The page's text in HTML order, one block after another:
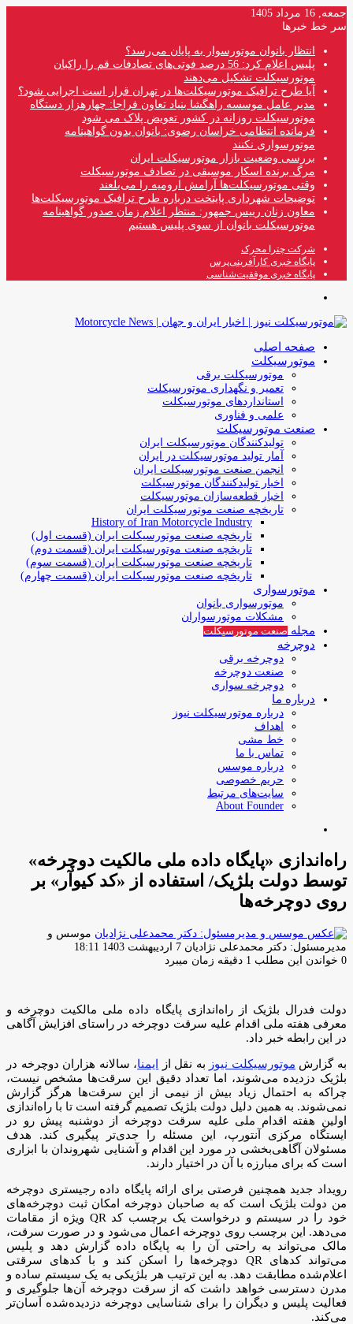
جمعه, 16 مرداد 1405
سر خط خبرها
انتظار بانوان موتورسوار به پایان می‌رسد؟
پلیس اعلام کرد: 56 درصد فوتی‌های تصادفات قم را راکبان
موتورسیکلت تشکیل می‌دهند
آیا طرح ترافیک موتورسیکلت‌ها در تهران قرار است اجرایی شود؟
مدیر عامل موسسه راهگشا بنیاد تعاون فراجا: چهارهزار دستگاه
موتورسیکلت روزانه در کشور تعویض پلاک می شود
فرمانده انتظامی خراسان رضوی: بانوان بدون گواهینامه
موتورسواری نکنند
بررسی وضعیت بازار موتورسیکلت ایران
مرگ برنده اسکار موسیقی در تصادف موتورسیکلت
وقتی موتورسیکلت‌ها آرامش ارومیه را می‌بلعند
توضیحات شهرداری پایتخت درباره طرح ترافیک موتورسیکلت‌ها
معاون زنان رییس جمهور: منتظر اعلام زمان صدور گواهینامه
موتورسیکلت بانوان از سوی پلیس هستیم
شرکت چترا محرک
پایگاه خبری کارآفرینی‌پرس
پایگاه خبری موفقیت‌شناسی
صفحه اصلی
موتورسیکلت
موتورسیکلت برقی
تعمیر و نگهداری موتورسیکلت
استانداردهای موتورسیکلت
علمی و فناوری
صنعت موتورسیکلت
تولیدکنندگان موتورسیکلت ایران
آمار تولید موتورسیکلت در ایران
انجمن صنعت موتورسیکلت ایران
اخبار تولیدکنندگان موتورسیکلت
اخبار قطعه‌سازان موتورسیکلت
تاریخچه صنعت موتورسیکلت ایران
History of Iran Motorcycle Industry
تاریخچه صنعت موتورسیکلت ایران (قسمت اول)
تاریخچه صنعت موتورسیکلت ایران (قسمت دوم)
تاریخچه صنعت موتورسیکلت ایران (قسمت سوم)
تاریخچه صنعت موتورسیکلت ایران (قسمت چهارم)
موتورسواری
موتورسواری بانوان
مشکلات موتورسواران
مجله صنعت موتورسیکلت
دوچرخه
دوچرخه برقی
صنعت دوچرخه
دوچرخه سواری
درباره ما
درباره موتورسیکلت نیوز
اهداف
خط مشی
تماس با ما
درباره موسس
حریم خصوصی
سایت‌های مرتبط
About Founder
راه‌اندازی «پایگاه داده ملی مالکیت دوچرخه»
توسط دولت بلژیک/ استفاده از «کد کیوآر» بر
روی دوچرخه‌ها
موسس و
مدیرمسئول: دکتر محمدعلی نژادیان ارسال
ایمیل
7 اردیبهشت 1403 18:11
0 خواندن این مطلب 1 دقیقه زمان میبرد
دولت فدرال بلژیک از راه‌اندازی پایگاه داده ملی مالکیت دوچرخه و
معرفی هفته ملی اقدام علیه سرقت دوچرخه در راستای افزایش آگاهی
در این رابطه خبر داد.
به گزارش موتورسیکلت نیوز به نقل از ایمنا، سالانه هزاران دوچرخه در
بلژیک دزدیده می‌شوند، اما تعداد دقیق این سرقت‌ها مشخص نیست،
چراکه به احتمال زیاد بیش از نیمی از این سرقت‌ها هرگز گزارش
نمی‌شوند. به همین دلیل دولت بلژیک تصمیم گرفته است تا با راه‌اندازی
اولین هفته اقدام ملی علیه سرقت دوچرخه از دوشنبه پیش رو در
ایستگاه مرکزی آنتورپ، این مسئله را جدی‌تر پیگیری کند. هدف
مسئولان آگاهی‌بخشی در مورد این اقدام و آشنایی شهروندان با ابزاری
است که برای مبارزه با آن در اختیار دارند.
رویداد جدید همچنین فرصتی برای ارائه پایگاه داده رجیستری دوچرخه
من دولت بلژیک است که به صاحبان دوچرخه امکان ثبت دوچرخه‌های
خود را در سیستم و درخواست یک برچسب کد QR ویژه از مقامات
می‌دهد. این برچسب روی دوچرخه اعمال می‌شود و در صورت سرقت،
مالک می‌تواند به راحتی آن را به پایگاه داده گزارش دهد و پلیس
می‌تواند کدهای QR دوچرخه‌ها را اسکن کند و با کدهای سرقتی
اعلام‌شده مطابقت دهد. به این ترتیب هر بلژیکی به یک سیستم ساده و
مدرن دسترسی خواهد داشت که از سرقت دوچرخه آن‌ها جلوگیری و
فعالیت پلیس و دیگران را برای شناسایی دوچرخه دزدیده‌شده آسان‌تر
می‌کند.